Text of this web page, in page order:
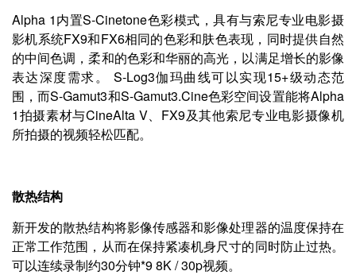
Alpha 1内置S-Cinetone色彩模式，具有与索尼专业电影摄
影机系统FX9和FX6相同的色彩和肤色表现，同时提供自然
的中间色调，柔和的色彩和华丽的高光，以满足增长的影像
表达深度需求。 S-Log3伽玛曲线可以实现15+级动态范
围，而S-Gamut3和S-Gamut3.Cine色彩空间设置能将Alpha
1拍摄素材与CineAlta V、FX9及其他索尼专业电影摄像机
所拍摄的视频轻松匹配。
散热结构
新开发的散热结构将影像传感器和影像处理器的温度保持在
正常工作范围，从而在保持紧凑机身尺寸的同时防止过热。
可以连续录制约30分钟*9 8K / 30p视频。